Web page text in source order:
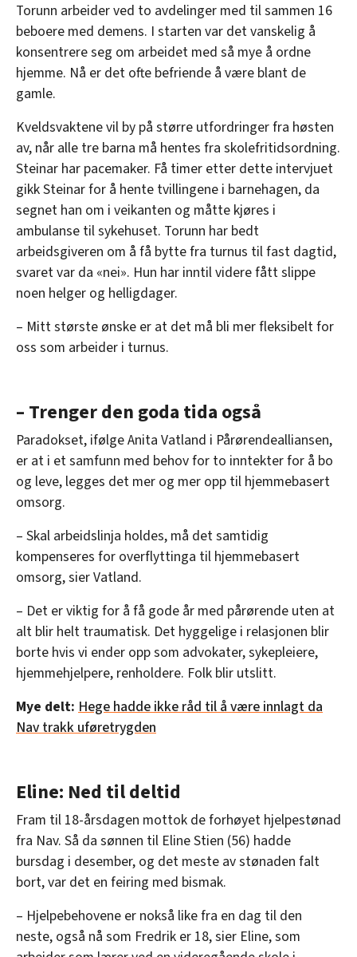
Torunn arbeider ved to avdelinger med til sammen 16
beboere med demens. I starten var det vanskelig å
konsentrere seg om arbeidet med så mye å ordne
hjemme. Nå er det ofte befriende å være blant de
gamle.
Kveldsvaktene vil by på større utfordringer fra høsten
av, når alle tre barna må hentes fra skolefritidsordning.
Steinar har pacemaker. Få timer etter dette intervjuet
gikk Steinar for å hente tvillingene i barnehagen, da
segnet han om i veikanten og måtte kjøres i
ambulanse til sykehuset. Torunn har bedt
arbeidsgiveren om å få bytte fra turnus til fast dagtid,
svaret var da «nei». Hun har inntil videre fått slippe
noen helger og helligdager.
– Mitt største ønske er at det må bli mer fleksibelt for
oss som arbeider i turnus.
– Trenger den goda tida også
Paradokset, ifølge Anita Vatland i Pårørendealliansen,
er at i et samfunn med behov for to inntekter for å bo
og leve, legges det mer og mer opp til hjemmebasert
omsorg.
– Skal arbeidslinja holdes, må det samtidig
kompenseres for overflyttinga til hjemmebasert
omsorg, sier Vatland.
– Det er viktig for å få gode år med pårørende uten at
alt blir helt traumatisk. Det hyggelige i relasjonen blir
borte hvis vi ender opp som advokater, sykepleiere,
hjemmehjelpere, renholdere. Folk blir utslitt.
Mye delt: Hege hadde ikke råd til å være innlagt da
Nav trakk uføretrygden
Eline: Ned til deltid
Fram til 18-årsdagen mottok de forhøyet hjelpestønad
fra Nav. Så da sønnen til Eline Stien (56) hadde
bursdag i desember, og det meste av stønaden falt
bort, var det en feiring med bismak.
– Hjelpebehovene er nokså like fra en dag til den
neste, også nå som Fredrik er 18, sier Eline, som